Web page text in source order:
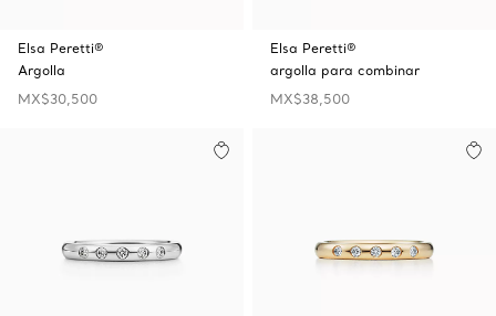
Elsa Peretti®
Argolla
MX$30,500
Elsa Peretti®
argolla para combinar
MX$38,500